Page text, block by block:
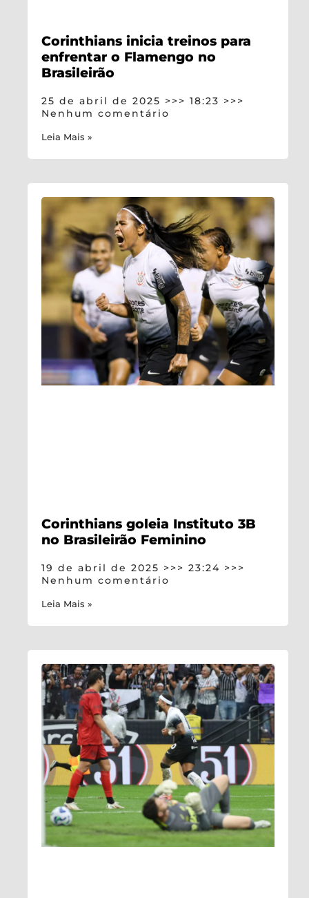
Corinthians inicia treinos para
enfrentar o Flamengo no
Brasileirão
25 de abril de 2025
18:23
Nenhum comentário
Leia Mais »
Corinthians goleia Instituto 3B
no Brasileirão Feminino
19 de abril de 2025
23:24
Nenhum comentário
Leia Mais »